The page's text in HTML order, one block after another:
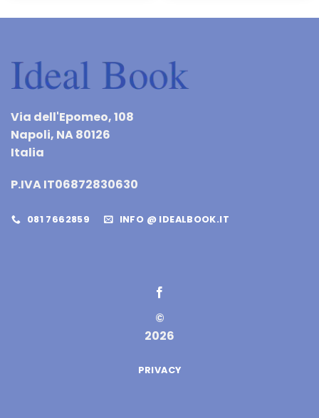
Via dell'Epomeo, 108
Napoli, NA 80126
Italia
P.IVA IT06872830630
081 7662859 INFO @ IDEALBOOK.IT
©
2026
PRIVACY